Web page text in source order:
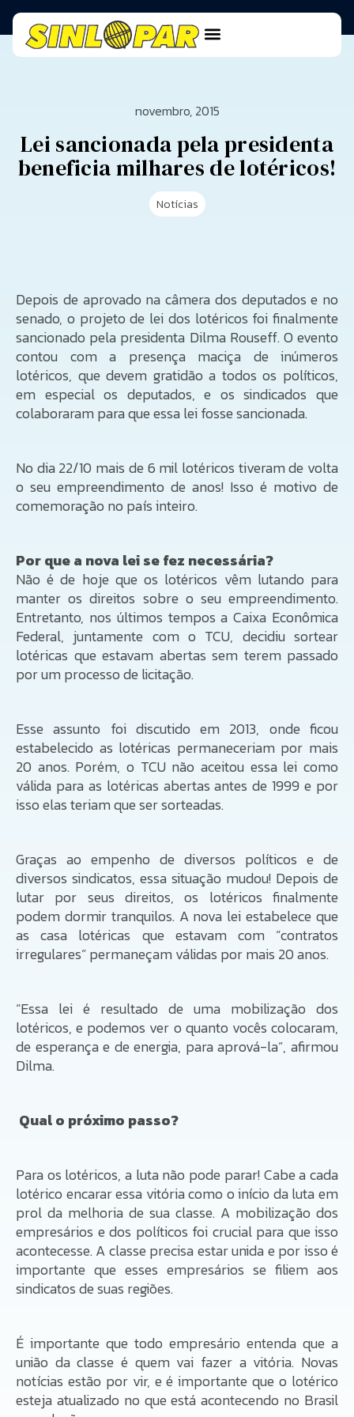
novembro, 2015
Lei sancionada pela presidenta
beneficia milhares de lotéricos!
Notícias
Depois de aprovado na câmera dos deputados e no
senado, o projeto de lei dos lotéricos foi finalmente
sancionado pela presidenta Dilma Rouseff. O evento
contou com a presença maciça de inúmeros
lotéricos, que devem gratidão a todos os políticos,
em especial os deputados, e os sindicados que
colaboraram para que essa lei fosse sancionada.
No dia 22/10 mais de 6 mil lotéricos tiveram de volta
o seu empreendimento de anos! Isso é motivo de
comemoração no país inteiro.
Por que a nova lei se fez necessária?
Não é de hoje que os lotéricos vêm lutando para
manter os direitos sobre o seu empreendimento.
Entretanto, nos últimos tempos a Caixa Econômica
Federal, juntamente com o TCU, decidiu sortear
lotéricas que estavam abertas sem terem passado
por um processo de licitação.
Esse assunto foi discutido em 2013, onde ficou
estabelecido as lotéricas permaneceriam por mais
20 anos. Porém, o TCU não aceitou essa lei como
válida para as lotéricas abertas antes de 1999 e por
isso elas teriam que ser sorteadas.
Graças ao empenho de diversos políticos e de
diversos sindicatos, essa situação mudou! Depois de
lutar por seus direitos, os lotéricos finalmente
podem dormir tranquilos. A nova lei estabelece que
as casa lotéricas que estavam com “contratos
irregulares” permaneçam válidas por mais 20 anos.
“Essa lei é resultado de uma mobilização dos
lotéricos, e podemos ver o quanto vocês colocaram,
de esperança e de energia, para aprová-la”, afirmou
Dilma.
Qual o próximo passo?
Para os lotéricos, a luta não pode parar! Cabe a cada
lotérico encarar essa vitória como o início da luta em
prol da melhoria de sua classe. A mobilização dos
empresários e dos políticos foi crucial para que isso
acontecesse. A classe precisa estar unida e por isso é
importante que esses empresários se filiem aos
sindicatos de suas regiões.
É importante que todo empresário entenda que a
união da classe é quem vai fazer a vitória. Novas
notícias estão por vir, e é importante que o lotérico
esteja atualizado no que está acontecendo no Brasil